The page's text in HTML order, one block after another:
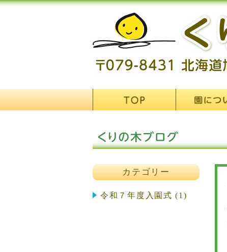
カテゴリー
令和７年度入園式 (1)